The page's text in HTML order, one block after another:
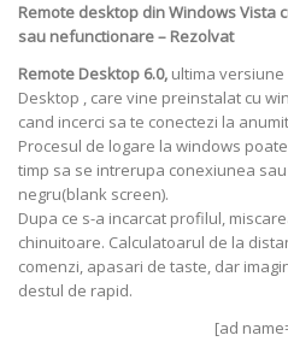
Remote desktop din Windows Vista
sau nefunctionare – Rezolvat
Remote Desktop 6.0, ultima
Desktop , care vine preinstalat cu
cand incerci sa te conectezi la
Procesul de logare la windows
timp sa se intrerupa conexiunea
negru(blank screen).
Dupa ce s-a incarcat profilul,
chinuitoare. Calculatoarul de la
comenzi, apasari de taste, dar
destul de rapid.
[ad